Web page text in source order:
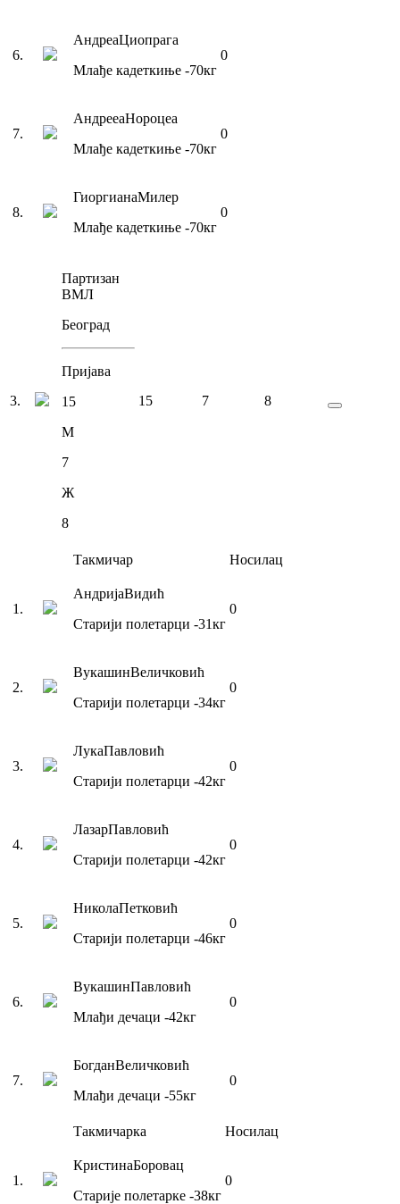
6.
АндреаЦиопрага
Млађе кадеткиње -70кг
0
7.
АндрееаНороцеа
Млађе кадеткиње -70кг
0
8.
ГиоргианаМилер
Млађе кадеткиње -70кг
0
3.
Партизан
ВМЛ
Београд
Пријава
15
М
7
Ж
8
15 7 8
Такмичар Носилац
1 .
АндријаВидић
Старији полетарци -31кг
0
2.
ВукашинВеличковић
Старији полетарци -34кг
0
3.
ЛукаПавловић
Старији полетарци -42кг
0
4.
ЛазарПавловић
Старији полетарци -42кг
0
5.
НиколаПетковић
Старији полетарци -46кг
0
6.
ВукашинПавловић
Млађи дечаци -42кг
0
7.
БогданВеличковић
Млађи дечаци -55кг
0
Такмичарка Носилац
1 .
КристинаБоровац
Старије полетарке -38кг
0